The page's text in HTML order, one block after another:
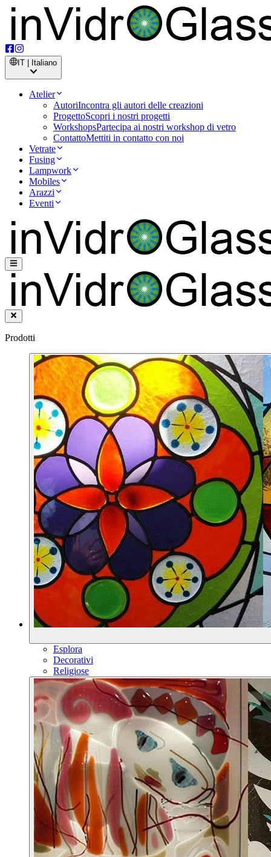
IT | Italiano
Atelier
AutoriIncontra gli autori delle creazioni
ProgettoScopri i nostri progetti
WorkshopsPartecipa ai nostri workshop di vetro
ContattoMettiti in contatto con noi
Vetrate
Fusing
Lampwork
Mobiles
Arazzi
Eventi
Prodotti
Esplora
Decorativi
Religiose